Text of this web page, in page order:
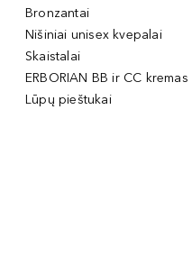
Bronzantai
Nišiniai unisex kvepalai
Skaistalai
ERBORIAN BB ir CC kremas
Lūpų pieštukai